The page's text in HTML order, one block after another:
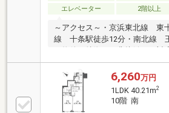
エレベーター 2階以上
～アクセス～・京浜東北線 東
線 十条駅徒歩12分・南北線
～物件の特徴～・非接触キー対
テム、エレベーターシステム・
時間いつでも荷物を受け取れ
ーブ付き・お手入れがしやすく
キングヒーター ～Living
ラッグ 東十条北口店…徒歩2分
6,260万円
1LDK 40.21m2
10階 南